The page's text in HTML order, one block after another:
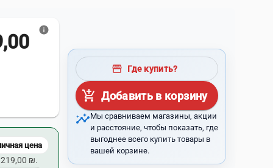
₪
info
цена
₪.
storefront Где купить?
add_shopping_cart Добавить в корзину
insightsМы сравниваем магазины, акции
и расстояние, чтобы показать, где
выгоднее всего купить товары в
вашей корзине.